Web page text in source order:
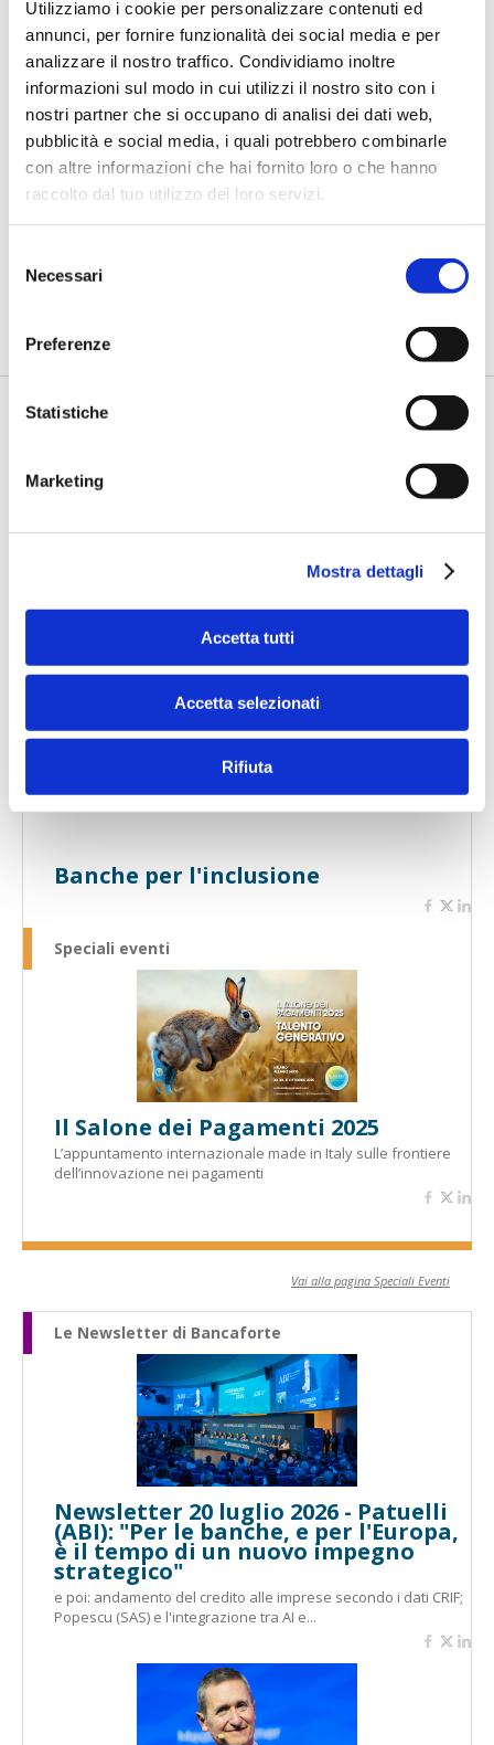
Utilizziamo i cookie per personalizzare contenuti ed
annunci, per fornire funzionalità dei social media e per
analizzare il nostro traffico. Condividiamo inoltre
informazioni sul modo in cui utilizzi il nostro sito con i
nostri partner che si occupano di analisi dei dati web,
pubblicità e social media, i quali potrebbero combinarle
con altre informazioni che hai fornito loro o che hanno
raccolto dal tuo utilizzo dei loro servizi.
delNecessari
Preferenze
Statistiche
Marketing
Mostra dettagli
Accetta tutti
Accetta selezionati
Rifiuta
FONDAZIONE MARIO RAVÀ CONVENTION 2026
Vigliotti (BEI): “La BEI accelera sul
credito all’agroalimentare: già
erogato metà del piano da 3
di Flavio Padovan, Maddalena Libertini -
competitività dell’agricoltura, favorire l’accesso al credito per
Banche per l'inclusione
Speciali eventi
Il Salone dei Pagamenti 2025
L’appuntamento internazionale made in Italy sulle frontiere
dell’innovazione nei pagamenti
Vai alla pagina Speciali Eventi
Le Newsletter di Bancaforte
Newsletter 20 luglio 2026 - Patuelli
(ABI): "Per le banche, e per l'Europa,
è il tempo di un nuovo impegno
strategico"
e poi: andamento del credito alle imprese secondo i dati CRIF;
Popescu (SAS) e l'integrazione tra AI e...